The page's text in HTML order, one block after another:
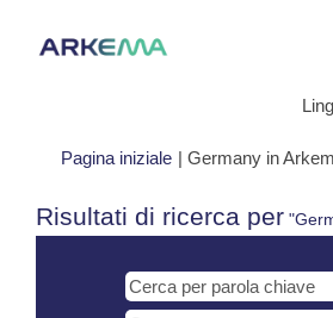
Pagina iniziale | Germany in
Risultati di ricerca per